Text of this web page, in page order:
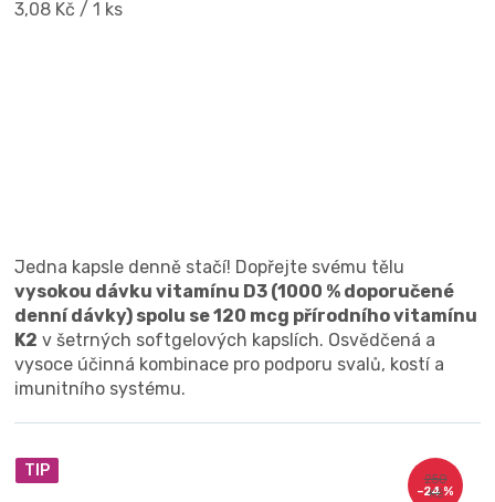
Měrná
3,08 Kč / 1 ks
Jedna kapsle denně stačí! Dopřejte svému tělu
vysokou dávku vitamínu D3 (1000 % doporučené
denní dávky) spolu se 120 mcg přírodního vitamínu
K2 v šetrných softgelových kapslích. Osvědčená a
vysoce účinná kombinace pro podporu svalů, kostí a
imunitního systému.
TIP
250
Kč
–24 %